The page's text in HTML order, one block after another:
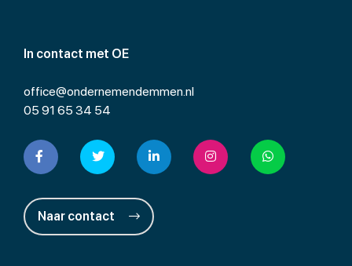
In contact met OE
office@ondernemendemmen.nl
05 91 65 34 54
Naar contact